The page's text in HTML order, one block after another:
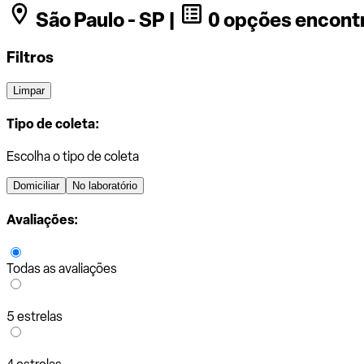
São Paulo - SP |
0 opções
Filtros
Limpar
Tipo de coleta:
Escolha o tipo de coleta
Domiciliar No laboratório
Avaliações:
Todas as avaliações
5 estrelas